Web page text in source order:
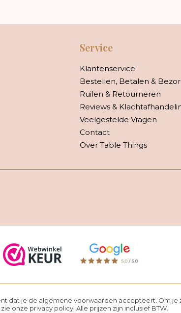
Service
Klantenservice
Bestellen, Betalen &
Ruilen & Retourneren
Reviews &
Veelgestelde Vragen
Contact
Over Table Things
dat je de algemene voorwaarden accepteert. Om je
onze privacy policy. Alle prijzen zijn inclusief BTW.